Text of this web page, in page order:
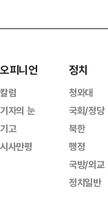
오피니언
칼럼
기자의 눈
기고
시사만평
정치
청와대
국회/정당
북한
행정
국방/외교
정치일반